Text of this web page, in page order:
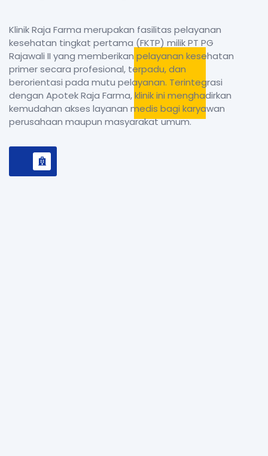
Klinik Raja Farma merupakan fasilitas pelayanan
kesehatan tingkat pertama (FKTP) milik PT PG
Rajawali II yang memberikan pelayanan kesehatan
primer secara profesional, terpadu, dan
berorientasi pada mutu pelayanan. Terintegrasi
dengan Apotek Raja Farma, klinik ini menghadirkan
kemudahan akses layanan medis bagi karyawan
perusahaan maupun masyarakat umum.